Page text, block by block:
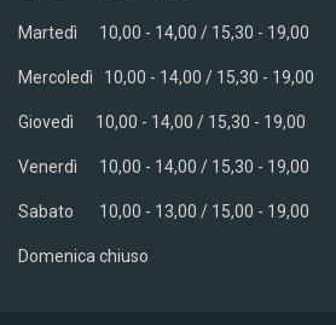
Martedì 10,00 - 14,00 / 15,30 - 19,00
Mercoledì 10,00 - 14,00 / 15,30 - 19,00
Giovedì 10,00 - 14,00 / 15,30 - 19,00
Venerdì 10,00 - 14,00 / 15,30 - 19,00
Sabato 10,00 - 13,00 / 15,00 - 19,00
Domenica chiuso